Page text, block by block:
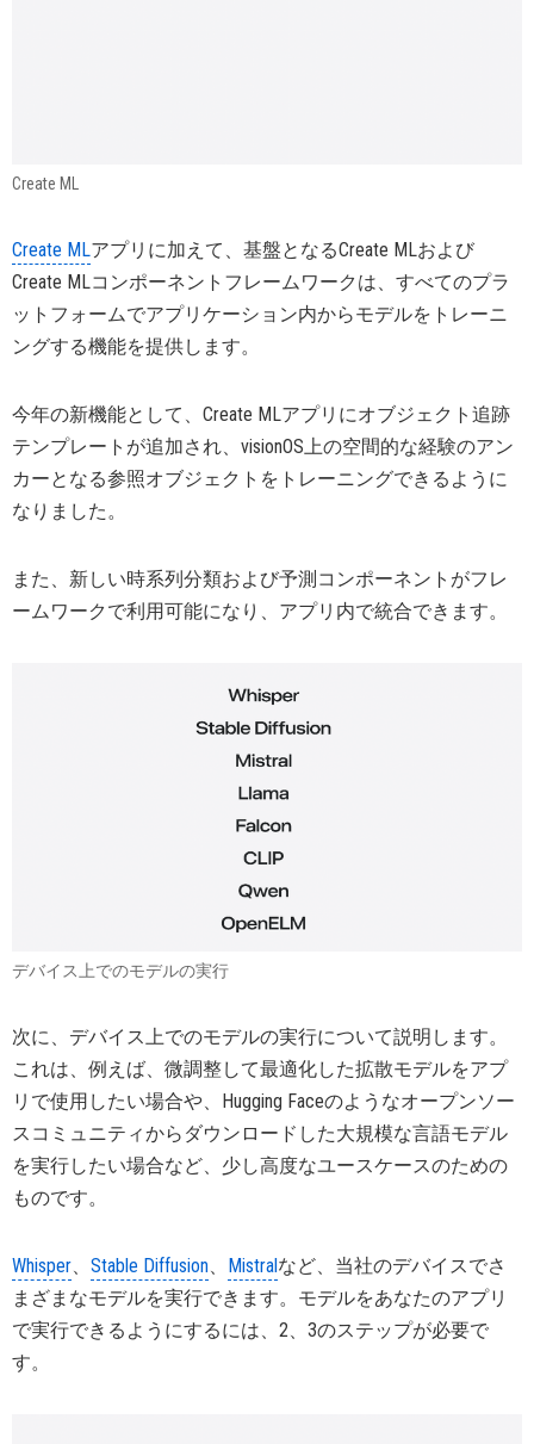
Create ML
Create MLアプリに加えて、基盤となるCreate MLおよび
Create MLコンポーネントフレームワークは、すべてのプラ
ットフォームでアプリケーション内からモデルをトレーニ
ングする機能を提供します。
今年の新機能として、Create MLアプリにオブジェクト追跡
テンプレートが追加され、visionOS上の空間的な経験のアン
カーとなる参照オブジェクトをトレーニングできるように
なりました。
また、新しい時系列分類および予測コンポーネントがフレ
ームワークで利用可能になり、アプリ内で統合できます。
デバイス上でのモデルの実行
次に、デバイス上でのモデルの実行について説明します。
これは、例えば、微調整して最適化した拡散モデルをアプ
リで使用したい場合や、Hugging Faceのようなオープンソー
スコミュニティからダウンロードした大規模な言語モデル
を実行したい場合など、少し高度なユースケースのための
ものです。
Whisper Stable Diffusion Mistralなど、当社のデバイスでさ
まざまなモデルを実行できます。モデルをあなたのアプリ
で実行できるようにするには、2、3のステップが必要で
す。